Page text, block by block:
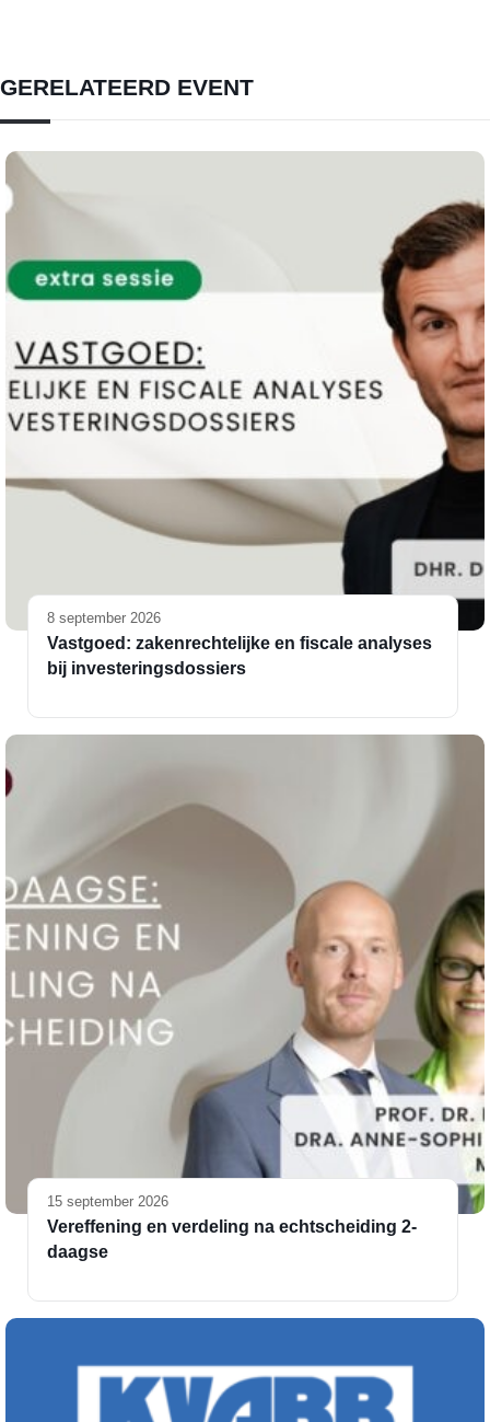
GERELATEERD EVENT
8 september 2026
Vastgoed: zakenrechtelijke en fiscale analyses
bij investeringsdossiers
15 september 2026
Vereffening en verdeling na echtscheiding 2-
daagse